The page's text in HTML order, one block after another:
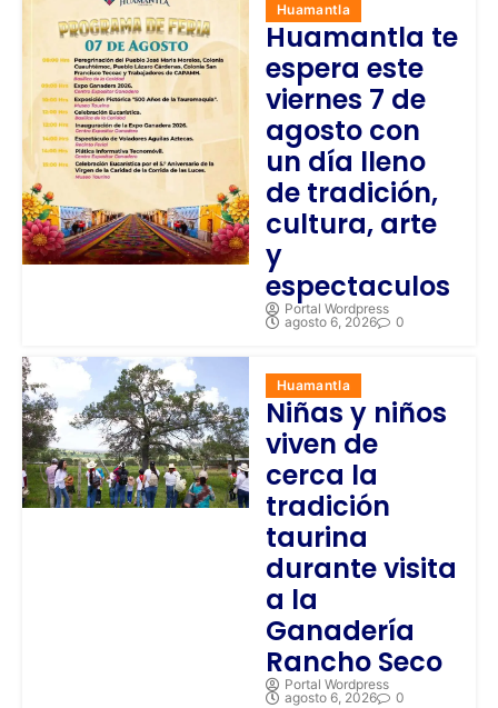
Huamantla
Huamantla te
espera este
viernes 7 de
agosto con
un día lleno
de tradición,
cultura, arte
y
espectaculos
Portal Wordpress
agosto 6, 2026
0
Huamantla
Niñas y niños
viven de
cerca la
tradición
taurina
durante visita
a la
Ganadería
Rancho Seco
Portal Wordpress
agosto 6, 2026
0